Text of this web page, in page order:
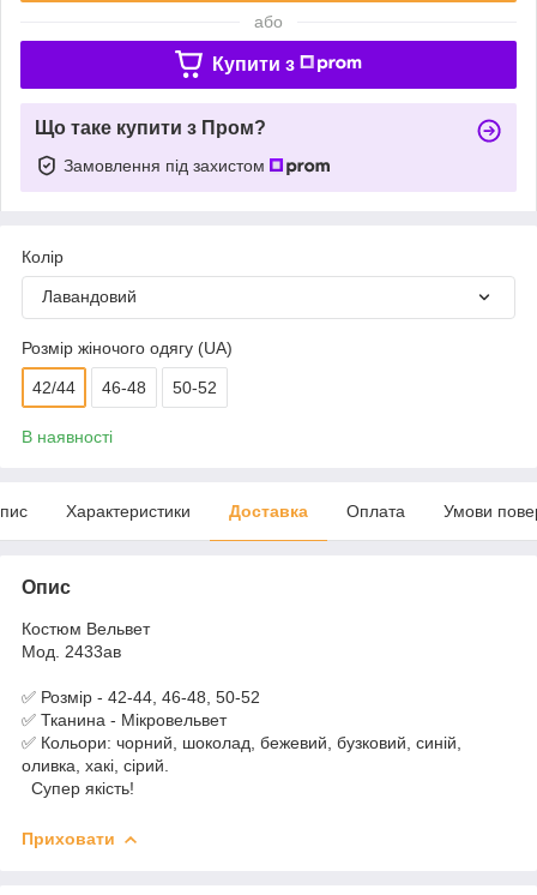
або
Купити з
Що таке купити з Пром?
Замовлення під захистом
Колір
Лавандовий
Розмір жіночого одягу (UA)
42/44 46-48 50-52
В наявності
Характеристики Доставка Оплата Умови
Опис
Костюм Вельвет
Мод. 2433ав
✅ Розмір - 42-44, 46-48, 50-52
✅ Тканина - Мікровельвет
✅ Кольори: чорний, шоколад, бежевий, бузковий, синій,
оливка, хакі, сірий.
Супер якість!
Приховати